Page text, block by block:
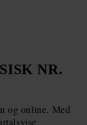
NR.
og online. Med